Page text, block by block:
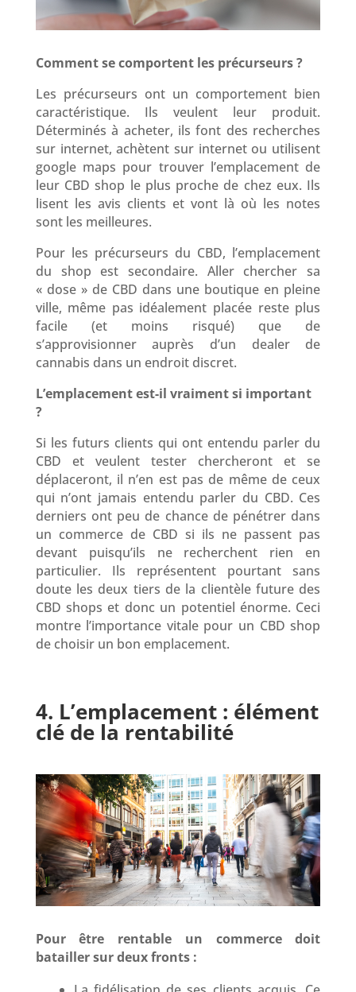
Comment se comportent les précurseurs ?
Les précurseurs ont un comportement bien
caractéristique. Ils veulent leur produit.
Déterminés à acheter, ils font des recherches
sur internet, achètent sur internet ou utilisent
google maps pour trouver l’emplacement de
leur CBD shop le plus proche de chez eux. Ils
lisent les avis clients et vont là où les notes
sont les meilleures.
Pour les précurseurs du CBD, l’emplacement
du shop est secondaire. Aller chercher sa
« dose » de CBD dans une boutique en pleine
ville, même pas idéalement placée reste plus
facile (et moins risqué) que de
s’approvisionner auprès d’un dealer de
cannabis dans un endroit discret.
L’emplacement est-il vraiment si important
?
Si les futurs clients qui ont entendu parler du
CBD et veulent tester chercheront et se
déplaceront, il n’en est pas de même de ceux
qui n’ont jamais entendu parler du CBD. Ces
derniers ont peu de chance de pénétrer dans
un commerce de CBD si ils ne passent pas
devant puisqu’ils ne recherchent rien en
particulier. Ils représentent pourtant sans
doute les deux tiers de la clientèle future des
CBD shops et donc un potentiel énorme. Ceci
montre l’importance vitale pour un CBD shop
de choisir un bon emplacement.
4. L’emplacement : élément
clé de la rentabilité
Pour être rentable un commerce doit
batailler sur deux fronts :